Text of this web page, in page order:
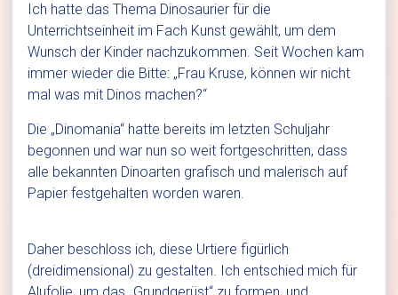
Ich hatte das Thema Dinosaurier für die
Unterrichtseinheit im Fach Kunst gewählt, um dem
Wunsch der Kinder nachzukommen. Seit Wochen kam
immer wieder die Bitte: „Frau Kruse, können wir nicht
mal was mit Dinos machen?“
Die „Dinomania“ hatte bereits im letzten Schuljahr
begonnen und war nun so weit fortgeschritten, dass
alle bekannten Dinoarten grafisch und malerisch auf
Papier festgehalten worden waren.
Daher beschloss ich, diese Urtiere figürlich
(dreidimensional) zu gestalten. Ich entschied mich für